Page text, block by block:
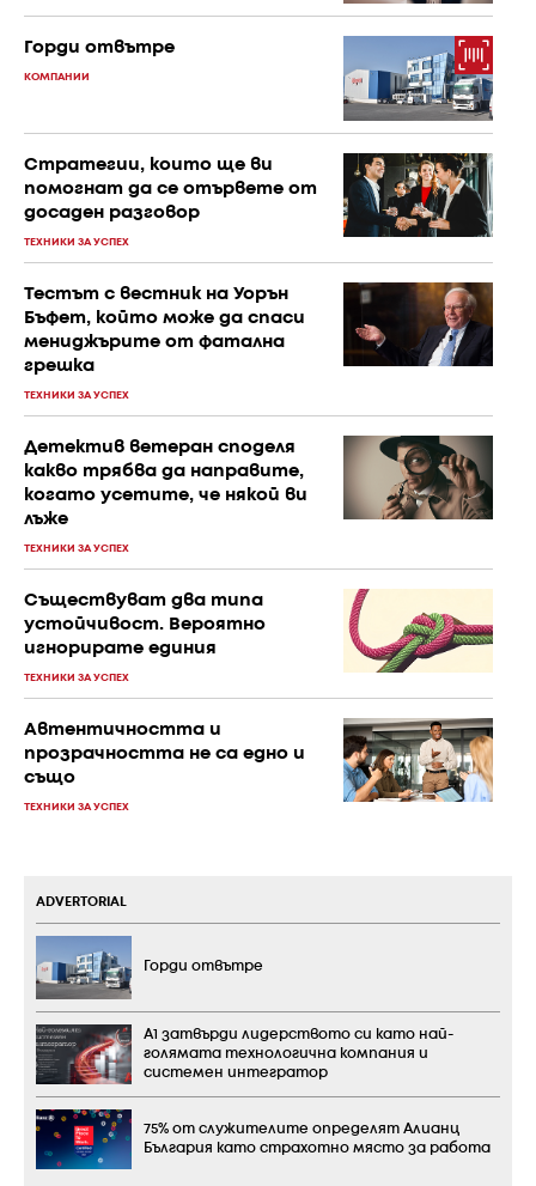
Горди отвътре
КОМПАНИИ
Стратегии, които ще ви
помогнат да се отървете от
досаден разговор
ТЕХНИКИ ЗА УСПЕХ
Тестът с вестник на Уорън
Бъфет, който може да спаси
мениджърите от фатална
грешка
ТЕХНИКИ ЗА УСПЕХ
Детектив ветеран споделя
какво трябва да направите,
когато усетите, че някой ви
лъже
ТЕХНИКИ ЗА УСПЕХ
Съществуват два типа
устойчивост. Вероятно
игнорирате единия
ТЕХНИКИ ЗА УСПЕХ
Автентичността и
прозрачността не са едно и
също
ТЕХНИКИ ЗА УСПЕХ
ADVERTORIAL
Горди отвътре
А1 затвърди лидерството си като най-
голямата технологична компания и
системен интегратор
75% от служителите определят Алианц
България като страхотно място за работа